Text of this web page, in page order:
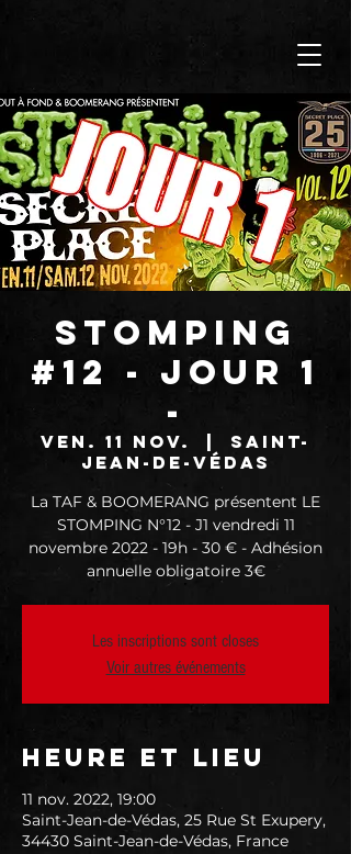
STOMPING
#12 - JOUR 1
-
ven. 11 nov.
Saint-
Jean-de-Védas
La TAF & BOOMERANG présentent LE
STOMPING N°12 - J1 vendredi 11
novembre 2022 - 19h - 30 € - Adhésion
annuelle obligatoire 3€
Les inscriptions sont closes
Voir autres événements
Heure et lieu
11 nov. 2022, 19:00
Saint-Jean-de-Védas, 25 Rue St Exupery,
34430 Saint-Jean-de-Védas, France